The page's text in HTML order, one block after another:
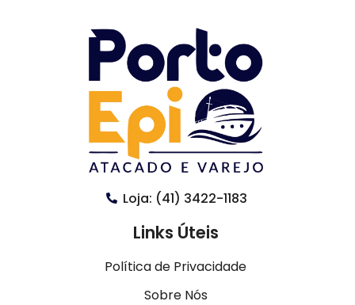
Loja: (41) 3422-1183
Links Úteis
Política de Privacidade
Sobre Nós